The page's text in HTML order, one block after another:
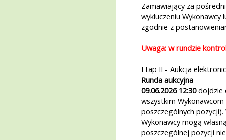
Zamawiający za
wykluczeniu
zgodnie z
Uwaga: w rundzie
Etap II - Aukcja
Runda aukcyjna
09.06.2026 12:30dojdzie
wszystkim
poszczególnych
Wykonawcy mogą
poszczególnej pozycji